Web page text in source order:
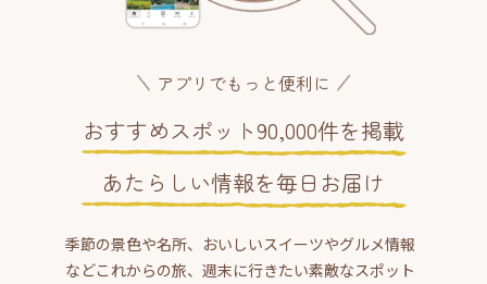
アプリでもっと便利に
おすすめスポット90,000件を掲載
あたらしい情報を毎日お届け
季節の景色や名所、おいしいスイーツやグルメ情報
などこれからの旅、週末に行きたい素敵なスポット